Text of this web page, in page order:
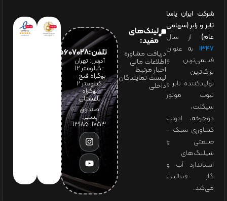
شرکت ایران یاسا
تایر و رابر (سهامی
عام) از سال
۱۳۴۷ به عنوان
قدیمی‌ترین و
بزرگ‌ترین
تولیدکننده تایر و
تیوب موتور
سیکلت،
دوچرخه، ادوات
کشاورزی سبک –
صنعتی و
شیلنگ‌های
استاندارد آب و
گاز فعالیت
می‌کند.
لینک‌های
مفید:
دریافت مشاوره
اطلاعات مالی
اخبار مرتبط
لیست نمایندگان
داخلی
تلفن:65607028(021)
آدرس: تهران
-کیلومتر 12
بزرگراه فتح –
کیلومتر ۲
بزرگراه
باغستان
صندوق
پستی:
1753-13185